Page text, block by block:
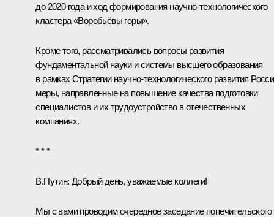
до 2020 года и ход формирования научно-технологического
кластера «Воробьёвы горы».
Кроме того, рассматривались вопросы развития
фундаментальной науки и системы высшего образования
в рамках Стратегии научно-технологического развития
меры, направленные на повышение качества подготовки
специалистов и их трудоустройство в отечественных
компаниях.
* * *
В.Путин: Добрый день, уважаемые коллеги!
Мы с вами проводим очередное заседание попечительского